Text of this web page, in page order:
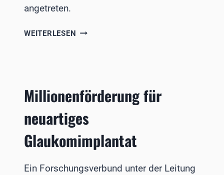
angetreten.
WEITERLESEN PROFESSUR
GÖTTINGEN
GESTARTET
Millionenförderung für
neuartiges
Glaukomimplantat
Ein Forschungsverbund unter der Leitung